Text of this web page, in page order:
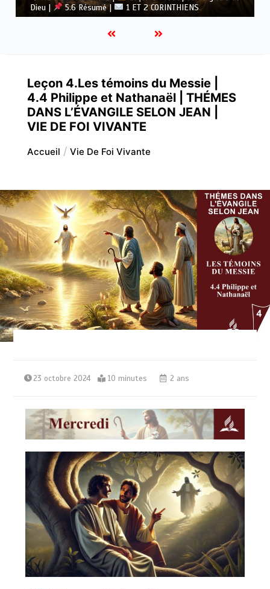
ET 2 CORINTHIENS
Dieu |
5.5 Vaincre
Leçon 4.Les témoins du Messie |
4.4 Philippe et Nathanaël | THÉMES
DANS L’ÉVANGILE SELON JEAN |
VIE DE FOI VIVANTE
Accueil Vie De Foi Vivante
23 octobre 2024 10 minutes 2 ans